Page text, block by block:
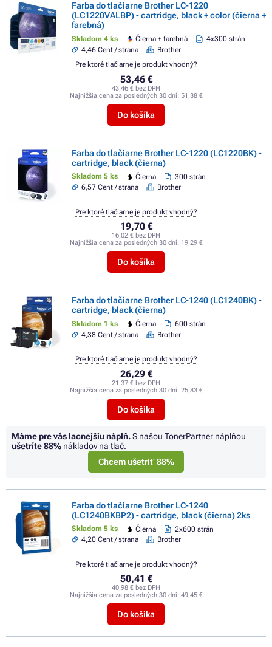
Farba do tlačiarne Brother LC-1220
(LC1220VALBP) - cartridge, black + color (čierna +
farebná)
Skladom 4 ks Čierna + farebná
4x300 strán
4,46 Cent / strana
Brother
53,46 €
43,46 € bez DPH
Najnižšia cena za posledných 30 dní: 51,38 €
Do košíka
Pre ktoré tlačiarne je produkt vhodný?
Farba do tlačiarne Brother LC-1220 (LC1220BK) -
cartridge, black (čierna)
Skladom 5 ks Čierna
300 strán
6,57 Cent / strana
Brother
19,70 €
16,02 € bez DPH
Najnižšia cena za posledných 30 dní: 19,29 €
Do košíka
Pre ktoré tlačiarne je produkt vhodný?
Farba do tlačiarne Brother LC-1240 (LC1240BK) -
cartridge, black (čierna)
Skladom 1 ks Čierna
600 strán
4,38 Cent / strana
Brother
26,29 €
21,37 € bez DPH
Najnižšia cena za posledných 30 dní: 25,83 €
Do košíka
Pre ktoré tlačiarne je produkt vhodný?
Máme pre vás lacnejšiu náplň.S našou TonerPartner náplňou
ušetríte88% nákladov na tlač.
Chcem ušetriť 88%
Farba do tlačiarne Brother LC-1240
(LC1240BKBP2) - cartridge, black (čierna) 2ks
Skladom 5 ks Čierna
2x600 strán
4,20 Cent / strana
Brother
50,41 €
40,98 € bez DPH
Najnižšia cena za posledných 30 dní: 49,45 €
Do košíka
Pre ktoré tlačiarne je produkt vhodný?